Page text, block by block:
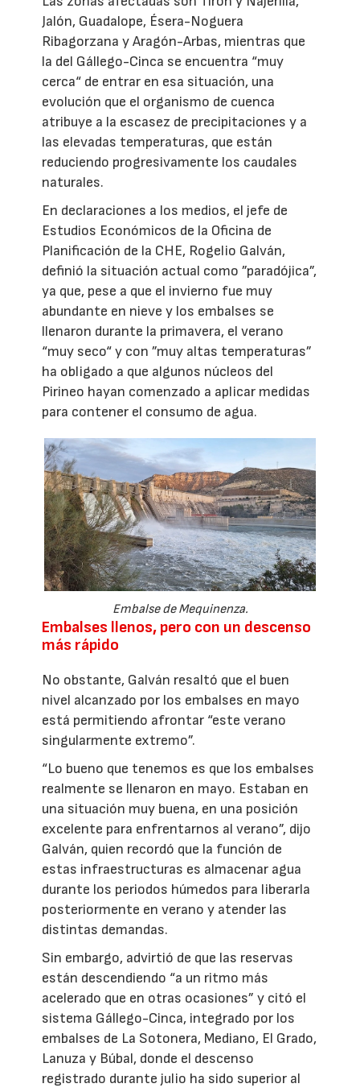
Jalón, Guadalope, Ésera-Noguera
Ribagorzana y Aragón-Arbas, mientras que
la del Gállego-Cinca se encuentra “muy
cerca“ de entrar en esa situación, una
evolución que el organismo de cuenca
atribuye a la escasez de precipitaciones y a
las elevadas temperaturas, que están
reduciendo progresivamente los caudales
naturales.
En declaraciones a los medios, el jefe de
Estudios Económicos de la Oficina de
Planificación de la CHE, Rogelio Galván,
definió la situación actual como ”paradójica”,
ya que, pese a que el invierno fue muy
abundante en nieve y los embalses se
llenaron durante la primavera, el verano
“muy seco“ y con ”muy altas temperaturas”
ha obligado a que algunos núcleos del
Pirineo hayan comenzado a aplicar medidas
para contener el consumo de agua.
Embalse de Mequinenza.
Embalses llenos, pero con un descenso
más rápido
No obstante, Galván resaltó que el buen
nivel alcanzado por los embalses en mayo
está permitiendo afrontar “este verano
singularmente extremo”.
“Lo bueno que tenemos es que los embalses
realmente se llenaron en mayo. Estaban en
una situación muy buena, en una posición
excelente para enfrentarnos al verano”, dijo
Galván, quien recordó que la función de
estas infraestructuras es almacenar agua
durante los periodos húmedos para liberarla
posteriormente en verano y atender las
distintas demandas.
Sin embargo, advirtió de que las reservas
están descendiendo “a un ritmo más
acelerado que en otras ocasiones” y citó el
sistema Gállego-Cinca, integrado por los
embalses de La Sotonera, Mediano, El Grado,
Lanuza y Búbal, donde el descenso
registrado durante julio ha sido superior al